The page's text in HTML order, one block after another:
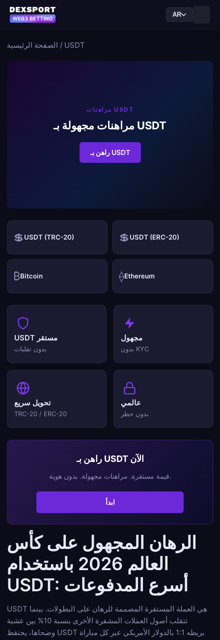
AR
الصفحة الرئيسية / USDT
مراهنات USDT
مراهنات مجهولة بـ USDT
راهن بـ USDT
💲USDT (TRC-20) 💲USDT (ERC-20)
₿Bitcoin ⟠Ethereum
USDT مستقر
بدون تقلبات
مجهول
بدون KYC
تحويل سريع
TRC-20 / ERC-20
عالمي
بدون حظر
راهن بـ USDT الآن
قيمة مستقرة. مراهنات مجهولة. بدون هوية.
ابدأ
الرهان المجهول على كأس
العالم 2026 باستخدام
USDT: أسرع المدفوعات
USDT هي العملة المستقرة المصممة للرهان على البطولات. بينما
تتقلب أصول العملات المشفرة الأخرى بنسبة 10% بين عشية
وضحاها، يحتفظ USDT بربطه 1:1 بالدولار الأمريكي عبر كل مباراة